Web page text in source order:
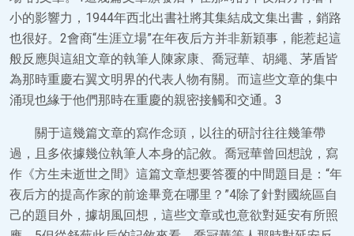
小的影響力，1944年西北出書社將其集結成文集出書，銷路
也很好。2會商“生涯立場”在年夜后方并非新穎事，能惹起這
般反應與這組文章的執筆人陳家康、喬冠華、胡繩、茅盾皆
為那時重慶右翼文明界的代表人物有關。而這些文章的集中
涌現也緣于他們那時在重慶的親密接觸和交通。3
關于這幾篇文章的寫作念頭，以往的研討往往幾筆帶
過，且多依據幾位執筆人本身的記敘。喬冠華曾回想說，寫
作《方生未逝世之間》這篇文章想要答覆的中間題目是：“年
夜后方的提高作家的前途畢竟在哪里？”4除了針對國統區自
己的題目外，據胡風回想，這些文章或也意欲對延安有所照